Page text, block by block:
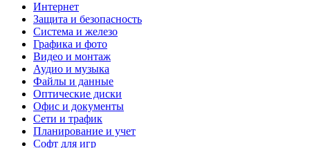
Интернет
Защита и безопасность
Система и железо
Графика и фото
Видео и монтаж
Аудио и музыка
Файлы и данные
Оптические диски
Офис и документы
Сети и трафик
Планирование и учет
Софт для игр